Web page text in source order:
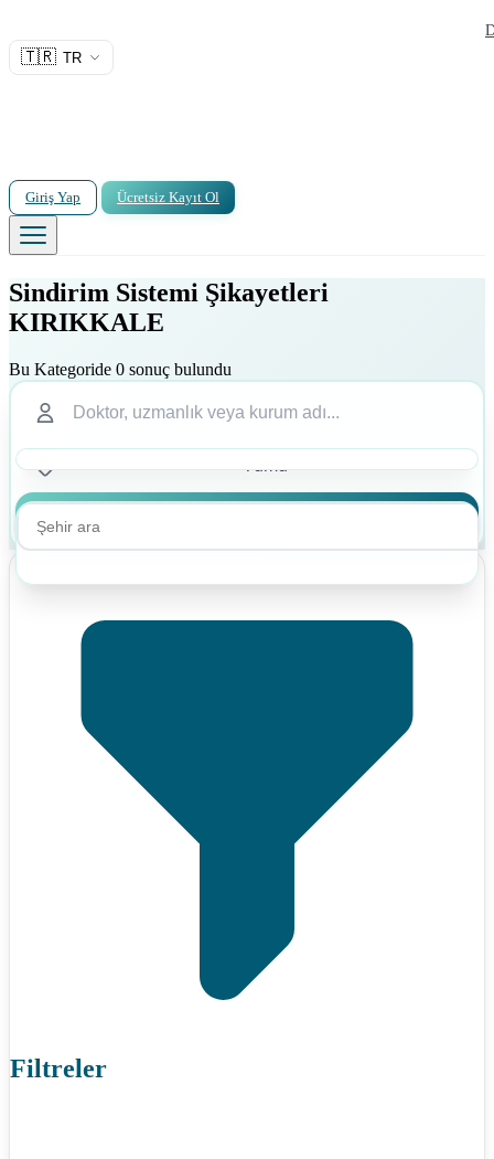
🇹🇷 TR
Giriş Yap Ücretsiz Kayıt Ol
Sindirim Sistemi Şikayetleri
KIRIKKALE
Bu Kategoride 0 sonuç bulundu
Filtreler